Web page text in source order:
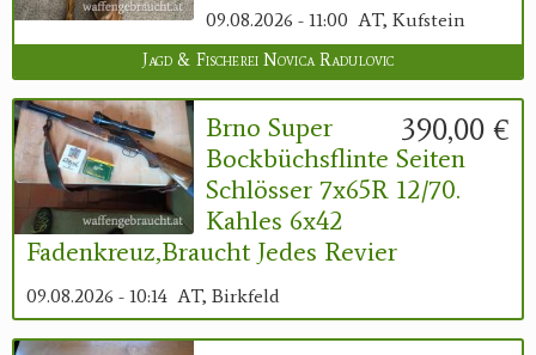
09.08.2026 - 11:00 AT, Kufstein
Jagd & Fischerei Novica Radulovic
390,00 €
Brno Super
Bockbüchsflinte Seiten
Schlösser 7x65R 12/70.
Kahles 6x42
Fadenkreuz,braucht Jedes Revier
09.08.2026 - 10:14 AT, Birkfeld